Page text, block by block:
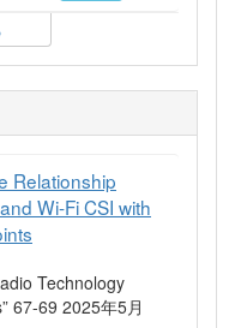
Relationship
Wi-Fi CSI with
Technology
67-69 2025年5月